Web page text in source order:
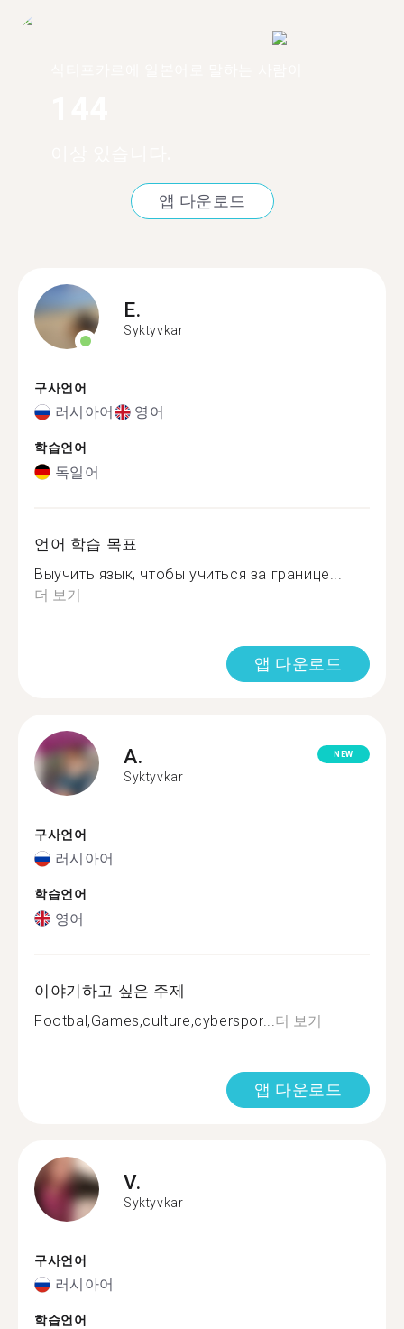
앱 다운로드
E.
Syktyvkar
구사언어
러시아어 영어
학습언어
독일어
언어 학습 목표
Выучить язык, чтобы учиться за границе...
더 보기
앱 다운로드
A.
Syktyvkar
NEW
구사언어
러시아어
학습언어
영어
이야기하고 싶은 주제
Footbal,Games,culture,cyberspor... 더 보기
앱 다운로드
V.
Syktyvkar
구사언어
러시아어
학습언어